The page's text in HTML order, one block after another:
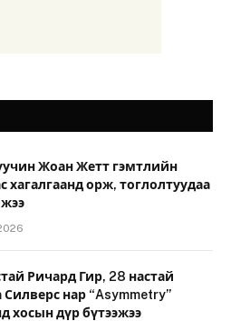
Жоан Жетт гэмтлийн
хагалгаанд орж, тоглолтуудаа
Ричард Гир, 28 настай
нар “Asymmetry”
хосын дүр бүтээжээ